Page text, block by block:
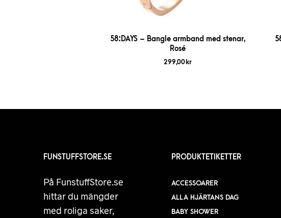
58:DAYS – Bangle armband med stenar,
Rosé
299,00 kr
FUNSTUFFSTORE.SE
På FunstuffStore.se
hittar du mängder
med roliga saker,
PRODUKTETIKETTER
ACCESSOARER
ALLA HJÄRTANS DAG
BABY SHOWER